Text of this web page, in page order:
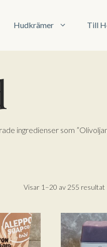
Hudkrämer Till
ingredienser som
Visar 1–20 av 255 resultat